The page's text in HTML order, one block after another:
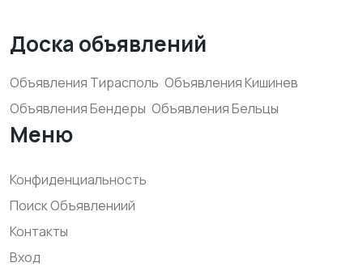
Доска объявлений
Объявления Тирасполь Объявления Кишинев
Объявления Бендеры Объявления Бельцы
Меню
Конфиденциальность
Поиск Объявлениий
Контакты
Вход